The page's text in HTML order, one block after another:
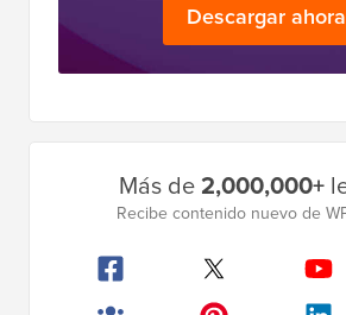
Descargar ahora
Más de2,000,000+
Recibe contenido nuevo de